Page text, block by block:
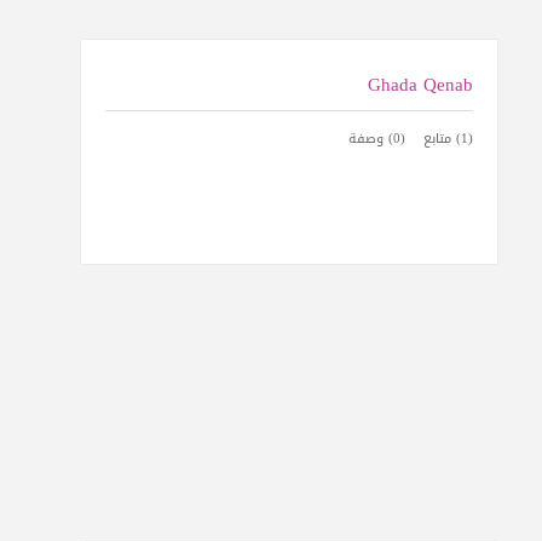
Ghada Qenab
(1) متابع (0) وصفة